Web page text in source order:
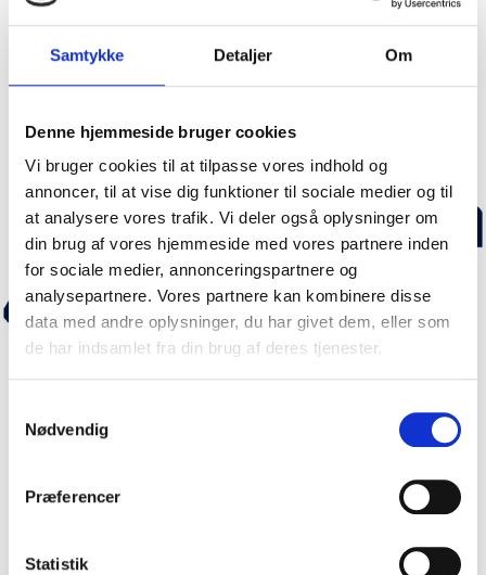
Samtykke Detaljer Om
Denne hjemmeside bruger cookies
Vi bruger cookies til at tilpasse vores indhold og
annoncer, til at vise dig funktioner til sociale medier og til
at analysere vores trafik. Vi deler også oplysninger om
din brug af vores hjemmeside med vores partnere inden
for sociale medier, annonceringspartnere og
analysepartnere. Vores partnere kan kombinere disse
data med andre oplysninger, du har givet dem, eller som
de har indsamlet fra din brug af deres tjenester.
Nødvendig
Præferencer
Statistik
anerkendelse til Kongsvangs direktører og medejere
Opfylder Servicenormen